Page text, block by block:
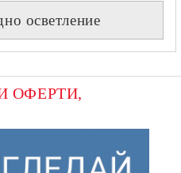
осветление
ОФЕРТИ,